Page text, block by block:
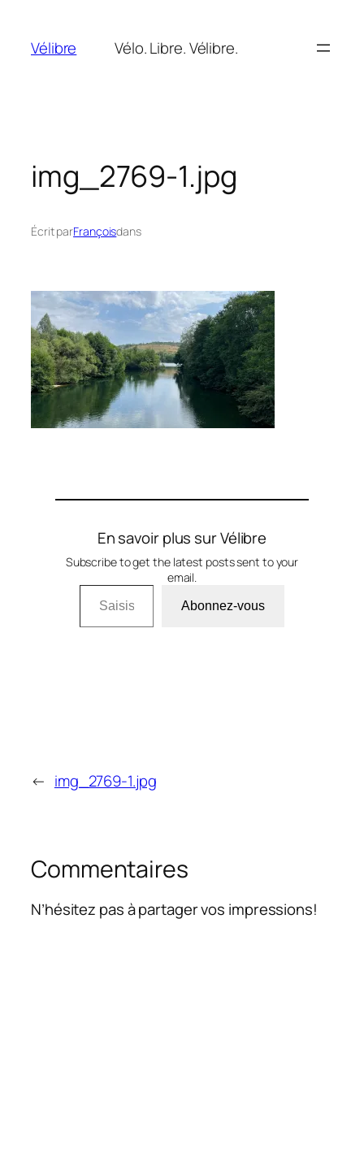
contenu
Vélibre Vélo. Libre. Vélibre.
img_2769-1.jpg
Écrit parFrançoisdans
En savoir plus sur Vélibre
Subscribe to get the latest posts sent to your
email.
Saisissez votre adresse e-mail…
Abonnez-vous
← img_2769-1.jpg
Commentaires
N’hésitez pas à partager vos impressions!